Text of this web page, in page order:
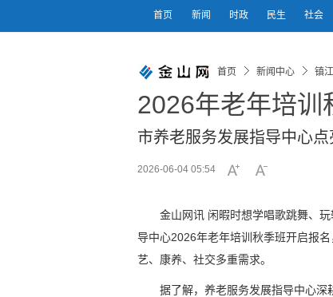
首页 新闻 时政 民生 社会
首页 新闻中心 镇
2026年老年培训
市养老服务发展指导中心
2026-06-04 05:54
金山网讯 闲暇时想学唱歌跳舞、
导中心2026年老年培训秋季班开启报
艺、康养、社交多重需求。
据了解，养老服务发展指导中心